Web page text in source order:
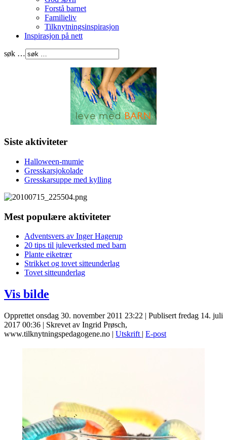
Forstå barnet
Familieliv
Tilknytningsinspirasjon
Inspirasjon på nett
søk …
Siste aktiviteter
Halloween-mumie
Gresskarsjokolade
Gresskarsuppe med kylling
Mest populære aktiviteter
Adventsvers av Inger Hagerup
20 tips til juleverksted med barn
Plante eiketrær
Strikket og tovet sitteunderlag
Tovet sitteunderlag
Vis bilde
Opprettet onsdag 30. november 2011 23:22 | Publisert fredag 14. juli
2017 00:36 | Skrevet av Ingrid Prøsch,
www.tilknytningspedagogene.no | Utskrift | E-post